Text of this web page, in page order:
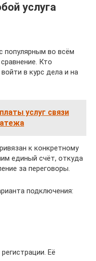
услуга
популярным во всём
Кто
в курс дела и на
услуг связи
к конкретному
единый счёт, откуда
за переговоры.
подключения:
Её